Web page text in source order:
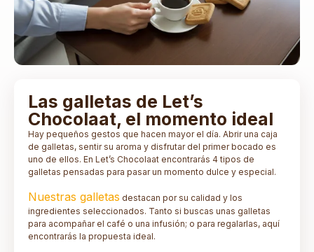
Las galletas de Let’s
Chocolaat, el momento ideal
Hay pequeños gestos que hacen mayor el día. Abrir una caja
de galletas, sentir su aroma y disfrutar del primer bocado es
uno de ellos. En Let’s Chocolaat encontrarás 4 tipos de
galletas pensadas para pasar un momento dulce y especial.
Nuestras galletas destacan por su calidad y los
ingredientes seleccionados. Tanto si buscas unas galletas
para acompañar el café o una infusión; o para regalarlas, aquí
encontrarás la propuesta ideal.